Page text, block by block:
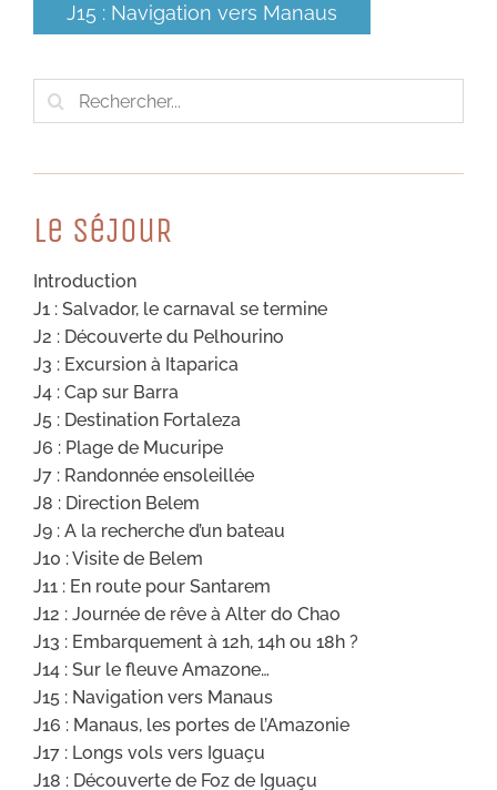
J15 : Navigation vers Manaus
Rechercher:
Le SéJouR
Introduction
J1 : Salvador, le carnaval se termine
J2 : Découverte du Pelhourino
J3 : Excursion à Itaparica
J4 : Cap sur Barra
J5 : Destination Fortaleza
J6 : Plage de Mucuripe
J7 : Randonnée ensoleillée
J8 : Direction Belem
J9 : A la recherche d’un bateau
J10 : Visite de Belem
J11 : En route pour Santarem
J12 : Journée de rêve à Alter do Chao
J13 : Embarquement à 12h, 14h ou 18h ?
J14 : Sur le fleuve Amazone…
J15 : Navigation vers Manaus
J16 : Manaus, les portes de l’Amazonie
J17 : Longs vols vers Iguaçu
J18 : Découverte de Foz de Iguaçu